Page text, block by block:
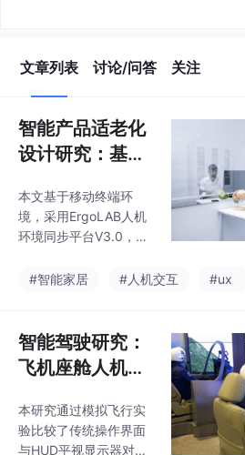
文章列表 讨论/问答 关注
智能产品适老化
设计研究：基于
家居界面原型人
机交互设计定量
本文基于移动终端环
境，采用ErgoLAB人机
环境同步平台V3.0，通
好、交互行为和眼动数
#智能家居 #人机交互 #ux
智能驾驶研究：
飞机座舱人机交
意识的影响
本研究通过模拟飞行实
验比较了传统操作界面
与HUD平视显示器对飞